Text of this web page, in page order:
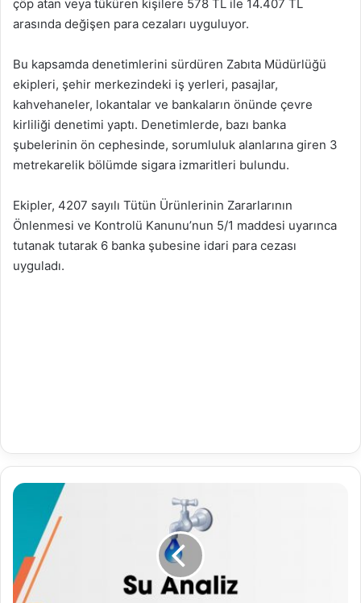
çöp atan veya tüküren kişilere 578 TL ile 14.407 TL
arasında değişen para cezaları uyguluyor.
Bu kapsamda denetimlerini sürdüren Zabıta Müdürlüğü
ekipleri, şehir merkezindeki iş yerleri, pasajlar,
kahvehaneler, lokantalar ve bankaların önünde çevre
kirliliği denetimi yaptı. Denetimlerde, bazı banka
şubelerinin ön cephesinde, sorumluluk alanlarına giren 3
metrekarelik bölümde sigara izmaritleri bulundu.
Ekipler, 4207 sayılı Tütün Ürünlerinin Zararlarının
Önlenmesi ve Kontrolü Kanunu’nun 5/1 maddesi uyarınca
tutanak tutarak 6 banka şubesine idari para cezası
uyguladı.
05.12.2024
Raporu